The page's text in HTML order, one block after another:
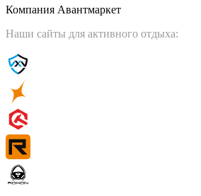
Компания Авантмаркет
Наши сайты для активного отдыха: